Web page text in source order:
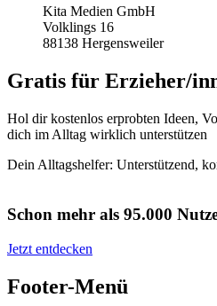
Kita Medien GmbH
Volklings 16
88138 Hergensweiler
Gratis für Erzieher/
Hol dir kostenlos erprobten Ideen,
dich im Alltag wirklich unterstützen
Dein Alltagshelfer: Unterstützend,
Schon mehr als 95.000
Jetzt entdecken
Footer-Menü